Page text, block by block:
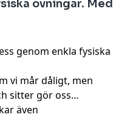
övningar. Med
genom enkla fysiska
vi mår dåligt, men
sitter gör oss
även